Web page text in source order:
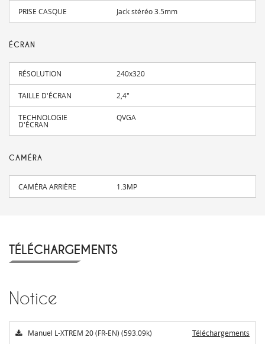
PRISE CASQUE Jack stéréo 3.5mm
ÉCRAN
RÉSOLUTION 240x320
TAILLE D'ÉCRAN 2,4"
TECHNOLOGIE
D'ÉCRAN
QVGA
CAMÉRA
CAMÉRA ARRIÈRE 1.3MP
TÉLÉCHARGEMENTS
Notice
Manuel L-XTREM 20 (FR-EN) (593.09k) Téléchargements